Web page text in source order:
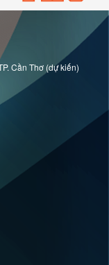
Cần Thơ (dự kiến)